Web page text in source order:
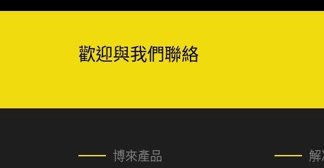
歡迎與我們聯絡
博來產品 解